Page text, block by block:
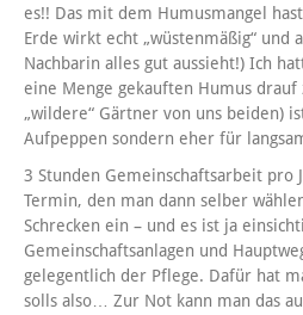
es!! Das mit dem Humusmangel
Erde wirkt echt „wüstenmäßig“ und
Nachbarin alles gut aussieht!) Ich
eine Menge gekauften Humus
„wildere“ Gärtner von uns beiden)
Aufpeppen sondern eher für
3 Stunden Gemeinschaftsarbeit pro
Termin, den man dann selber
Schrecken ein – und es ist ja
Gemeinschaftsanlagen und
gelegentlich der Pflege. Dafür hat
solls also… Zur Not kann man das